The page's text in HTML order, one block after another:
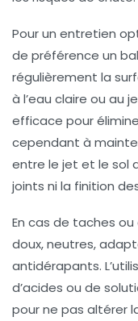
Pour un entretien
de préférence un
régulièrement la
à l’eau claire ou au
efficace pour
cependant à
entre le jet et le sol
joints ni la finition
En cas de taches
doux, neutres,
antidérapants.
d’acides ou de
pour ne pas altérer